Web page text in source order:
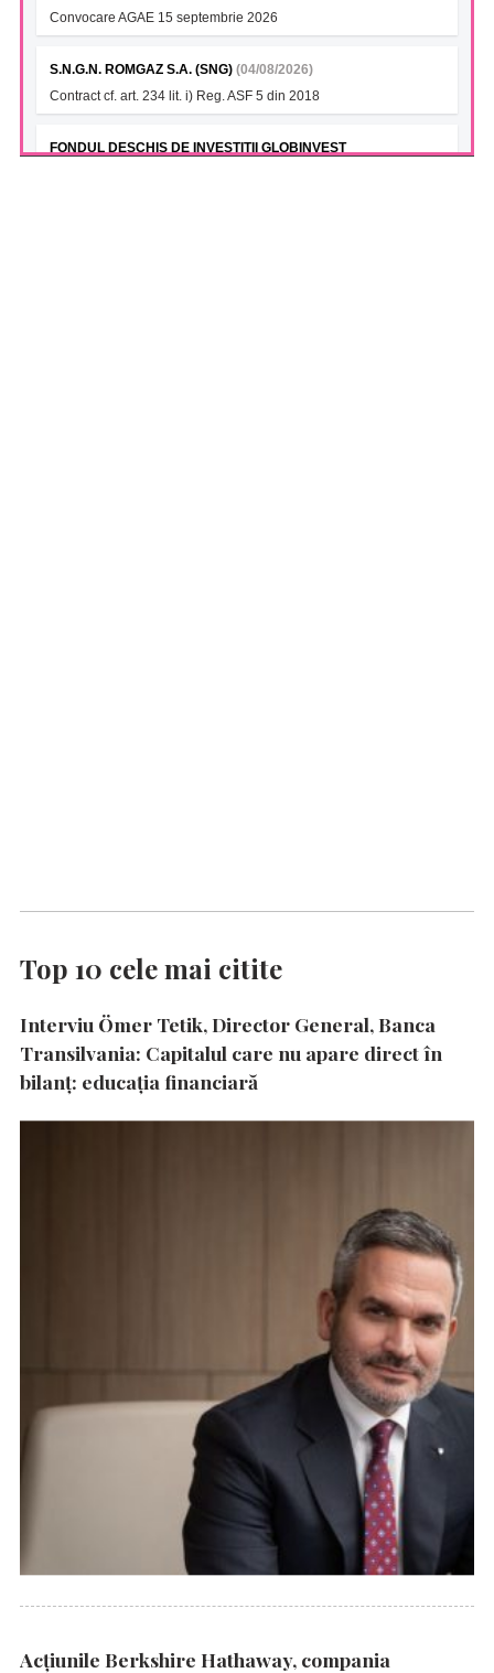
Convocare AGAE 15 septembrie 2026
S.N.G.N. ROMGAZ S.A. (SNG) (04/08/2026)
Contract cf. art. 234 lit. i) Reg. ASF 5 din 2018
FONDUL DESCHIS DE INVESTITII GLOBINVEST
Top 10 cele mai citite
Interviu Ömer Tetik, Director General, Banca
Transilvania: Capitalul care nu apare direct în
bilanț: educația financiară
Acțiunile Berkshire Hathaway, compania